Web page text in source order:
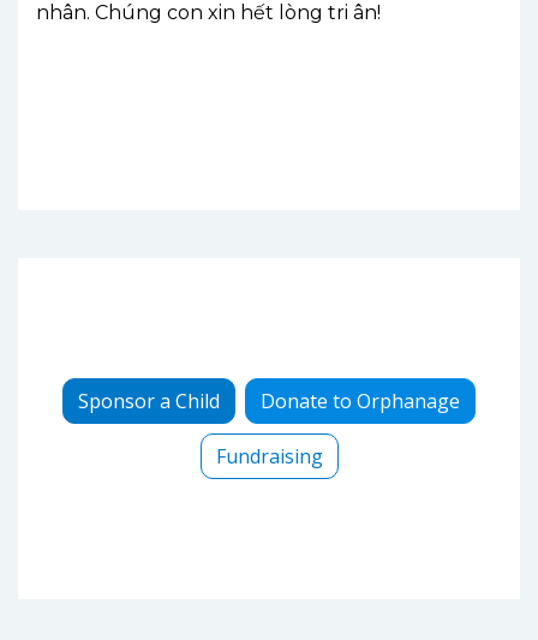
nhân. Chúng con xin hết lòng tri ân!
Sponsor a Child Donate to Orphanage
Fundraising